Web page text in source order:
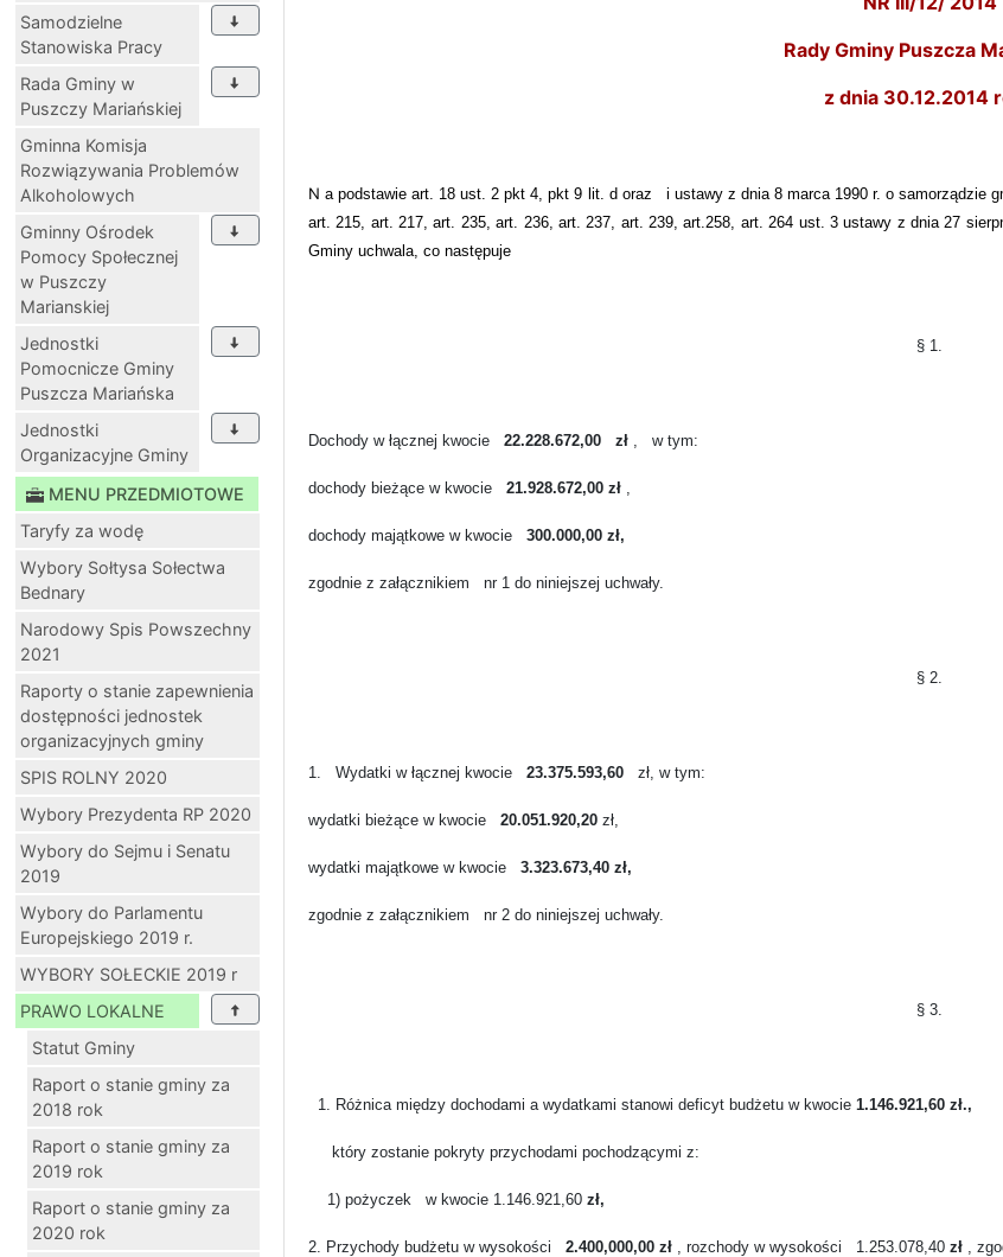
Samodzielne
Stanowiska Pracy
Rada Gminy w
Puszczy Mariańskiej
Gminna Komisja
Rozwiązywania Problemów
Alkoholowych
Gminny Ośrodek
Pomocy Społecznej
w Puszczy
Marianskiej
Jednostki
Pomocnicze Gminy
Puszcza Mariańska
Jednostki
Organizacyjne Gminy
MENU PRZEDMIOTOWE
Taryfy za wodę
Wybory Sołtysa Sołectwa
Bednary
Narodowy Spis Powszechny
2021
Raporty o stanie zapewnienia
dostępności jednostek
organizacyjnych gminy
SPIS ROLNY 2020
Wybory Prezydenta RP 2020
Wybory do Sejmu i Senatu
2019
Wybory do Parlamentu
Europejskiego 2019 r.
WYBORY SOŁECKIE 2019 r
PRAWO LOKALNE
Statut Gminy
Raport o stanie gminy za
2018 rok
Raport o stanie gminy za
2019 rok
Raport o stanie gminy za
2020 rok
Rady Gminy Puszcza
z dnia 30.12.2014
N a podstawieart. 18 ust. 2 pkt 4, pkt 9 lit. d oraz i ustawy z dnia 8 marca 1990 r. o samorządzie
art. 215, art. 217, art. 235, art. 236, art. 237, art. 239, art.258, art. 264 ust. 3 ustawy z dnia 27
Gminy uchwala, co następuje
§ 1.
Dochody w łącznej kwocie 22.228.672,00 zł w tym:
dochody bieżące w kwocie 21.928.672,00 zł
dochody majątkowe w kwocie 300.000,00 zł,
zgodnie z załącznikiem nr 1 do niniejszej uchwały.
§ 2.
1. Wydatki w łącznej kwocie 23.375.593,60 zł, w tym:
wydatki bieżące w kwocie 20.051.920,20 zł,
wydatki majątkowe w kwocie 3.323.673,40 zł,
zgodnie z załącznikiem nr 2 do niniejszej uchwały.
§ 3.
1. Różnica między dochodami a wydatkami stanowi deficyt budżetu w kwocie 1.146.921,60 zł.,
który zostanie pokryty przychodami pochodzącymi z:
1) pożyczek w kwocie 1.146.921,60 zł,
2. Przychody budżetu w wysokości 2.400,000,00 zł , rozchody w wysokości 1.253.078,40 zł ,